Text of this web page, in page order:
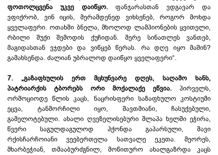
ფოთოლცვენა უკვე დაიწყო.ფანჯარასთან ვდგავარ და
ვფიქრობ, ვინ იცის, მერამდენედ ვიხსენებ, როგორ მოხდა
ყველაფერი. ოთახში ბნელა, მხოლოდ ლამპიონების ყვითელი,
რბილი შუქი შემოდის ქუჩიდან. მერე სინათლეს ვანთებ,
მაგიდასთან ვჯდები და ვიწყებ წერას. რა დღე იყო მაშინ?
გამახსენდა. ძალიან უბრალოდ დაიწყო ყველაფერი“.
7. „გაზაფხულის ერთ მცხუნვარე დღეს, საღამო ხანს,
პატრიარქის ტბორებს ორი მოქალაქე ეწვია. პირველს,
ორმოციოდე წლის კაცს, ნაცრისფერი საზაფხულო კოსტიუმი
ეცვა, ტანმორჩილი იყო, შავთმიანი, ჩასუქებული,
გამელოტებული. ახალი ღვეზელისებური შლაპა ხელში ეჭირა,
წვერი საგულდაგულოდ ჰქონდა გაპარსული, შავი
რქისჩარჩოიანი ვეებერთელა სათვალე ეკეთა. მეორეს,
მხარბეჭიან, თმააბურძგნილ, მოწითურო ახალგაზრდა კაცს